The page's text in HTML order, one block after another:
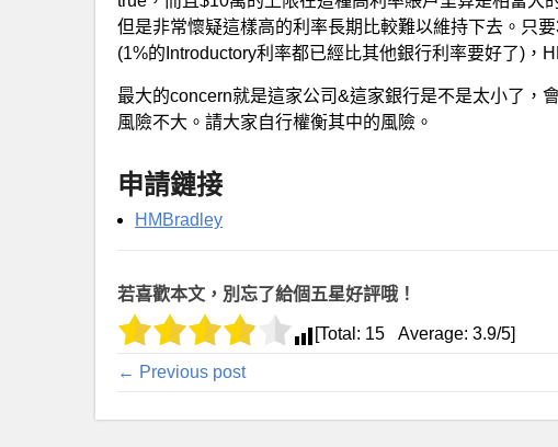
但是非常懷疑這樣高的利率長期比較難以維持下去。只
(1%的Introductory利率都已經比其他銀行利率要好了)，
最大的concern就是這家公司&這家銀行是不是太小了，
風險不大。請大家自行權衡其中的風險。
申請鏈接
HMBradley
若喜歡本文，別忘了給個五星好評哦！
[Total: 15 Average: 3.9/5]
← Previous post